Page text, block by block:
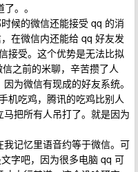
。。
候的微信还能接受 qq 的消
在微信内还能给 qq 好友发
接受。这个优势是无法比拟
之前的米聊，辛苦攒了人
为微信有现成的好友系统。
机吃鸡，腾讯的吃鸡比别人
把所有人吊打了。就是因为
记忆里语音约等于微信。可
字吧，因为很多电脑 qq 可